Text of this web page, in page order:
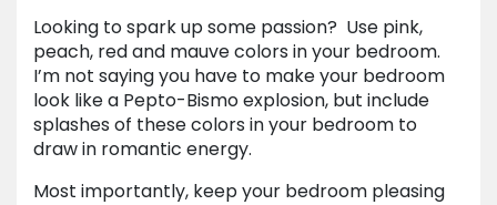
Looking to spark up some passion? Use pink,
peach, red and mauve colors in your bedroom.
I’m not saying you have to make your bedroom
look like a Pepto-Bismo explosion, but include
splashes of these colors in your bedroom to
draw in romantic energy.
Most importantly, keep your bedroom pleasing